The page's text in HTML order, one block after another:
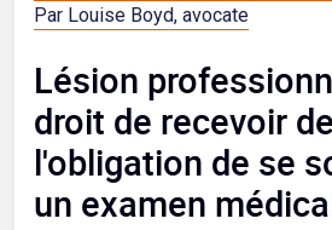
Par Louise Boyd, avocate
Lésion
droit de recevoir
l'obligation de se
un examen